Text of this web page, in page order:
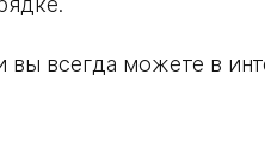
вы всегда можете в